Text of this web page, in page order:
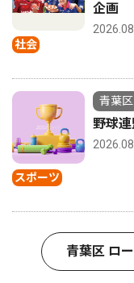
社会
企画
スポーツ
青葉区
野球
青葉区 ロ